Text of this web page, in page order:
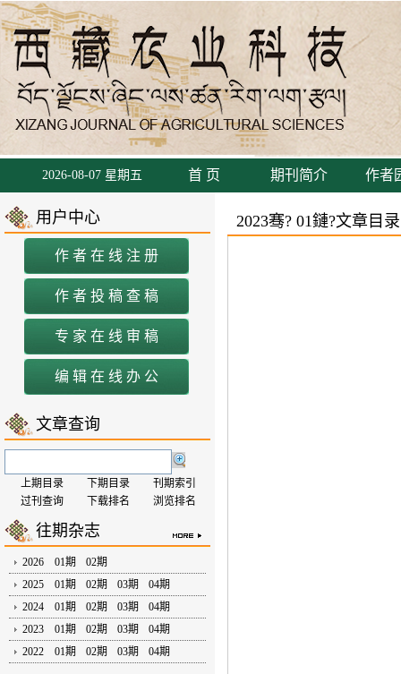
2026-08-07 星期五 首 页 期刊简介 作者
2023骞? 01鏈?文章目录
用户中心
作者在线注册
作者投稿查稿
专家在线审稿
编辑在线办公
文章查询
上期目录 下期目录
刊期索引
过刊查询
下载排名 浏览排名
往期杂志
2026 01期
02期
2025
01期 02期 03期
04期
2024
01期 02期 03期
04期
2023
01期 02期 03期
04期
2022
01期 02期 03期 04期